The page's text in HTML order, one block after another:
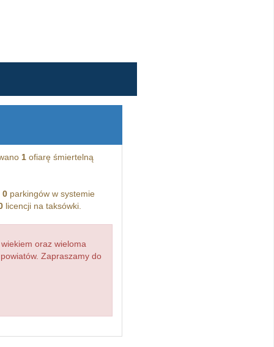
1ofiarę śmiertelną
0parkingów w systemie
licencji na taksówki.
oraz wieloma
Zapraszamy do